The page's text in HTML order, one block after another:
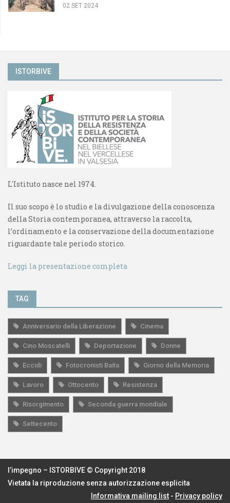
02 SET 2024
ISTORBIVE
L'Istituto nasce nel 1974.
Il suo scopo è lo studio e la divulgazione della conoscenza
della Storia contemporanea, attraverso la raccolta,
l’ordinamento e la conservazione della documentazione
riguardante tale periodo storico.
Leggi la presentazione completa
TAG
Anniversario della Liberazione Cinema
Cino Moscatelli Deportazione Donne
Eccidi Fotocronisti Baita Giorno della Memoria
Lavoro Ottocento Resistenza
Risorgimento Seconda guerra mondiale
Settecento
l’impegno – ISTORBIVE © Copyright 2018
Vietata la riproduzione senza autorizzazione esplicita
Informativa mailing list - Privacy policy